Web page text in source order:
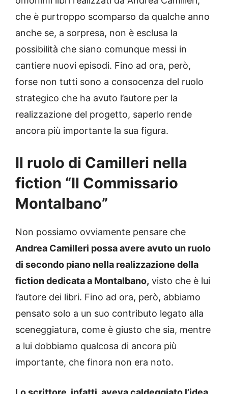
che è purtroppo scomparso da qualche anno
anche se, a sorpresa, non è esclusa la
possibilità che siano comunque messi in
cantiere nuovi episodi. Fino ad ora, però,
forse non tutti sono a consocenza del ruolo
strategico che ha avuto l’autore per la
realizzazione del progetto, saperlo rende
ancora più importante la sua figura.
Il ruolo di Camilleri nella
fiction “Il Commissario
Montalbano”
Non possiamo ovviamente pensare che
Andrea Camilleri possa avere avuto un ruolo
di secondo piano nella realizzazione della
fiction dedicata a Montalbano, visto che è lui
l’autore dei libri. Fino ad ora, però, abbiamo
pensato solo a un suo contributo legato alla
sceneggiatura, come è giusto che sia, mentre
a lui dobbiamo qualcosa di ancora più
importante, che finora non era noto.